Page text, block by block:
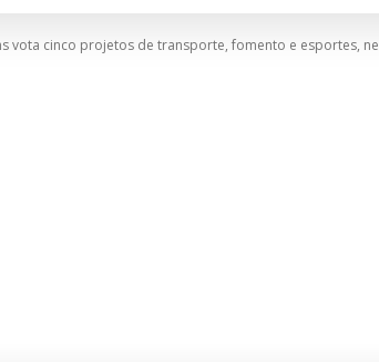
vota cinco projetos de transporte, fomento e esportes,